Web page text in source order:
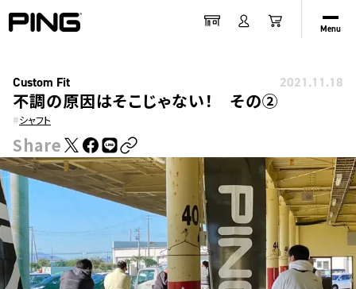
Menu
Custom Fit 2021.11.18
不調の原因はそこじゃない！ その②
#シャフト
Share